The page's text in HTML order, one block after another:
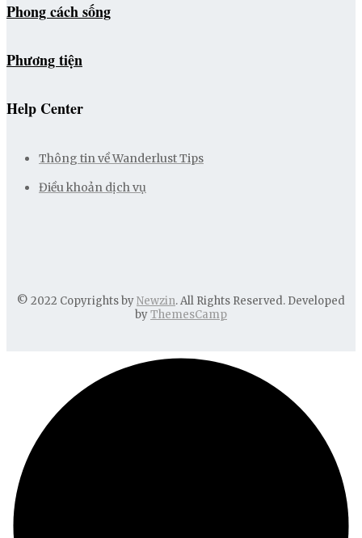
Phong cách sống
Phương tiện
Help Center
Thông tin về Wanderlust Tips
Điều khoản dịch vụ
© 2022 Copyrights byNewzin. All Rights Reserved. Developed
byThemesCamp